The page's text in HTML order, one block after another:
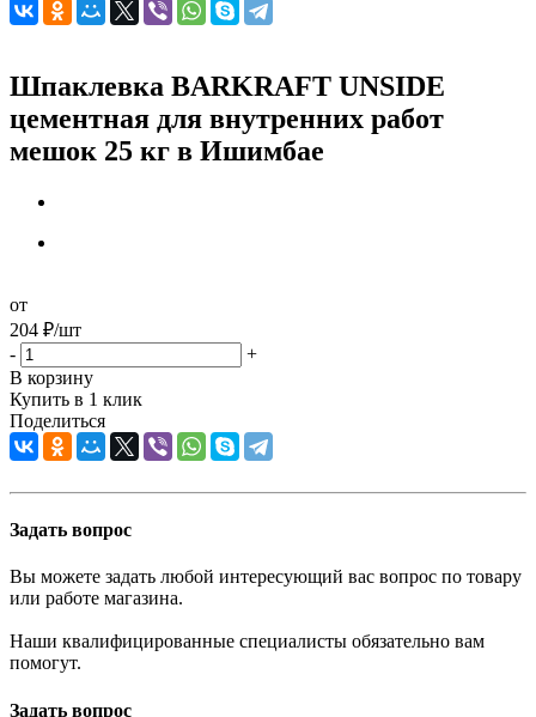
Шпаклевка BARKRAFT UNSIDE
цементная для внутренних работ
мешок 25 кг в Ишимбае
от
204 ₽/шт
-
+
В корзину
Купить в 1 клик
Поделиться
Задать вопрос
Вы можете задать любой интересующий вас вопрос по товару
или работе магазина.
Наши квалифицированные специалисты обязательно вам
помогут.
Задать вопрос